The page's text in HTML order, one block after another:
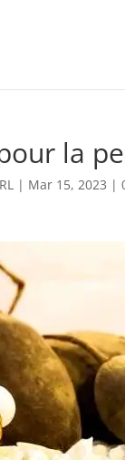
la
| Mar 15, 2023 |